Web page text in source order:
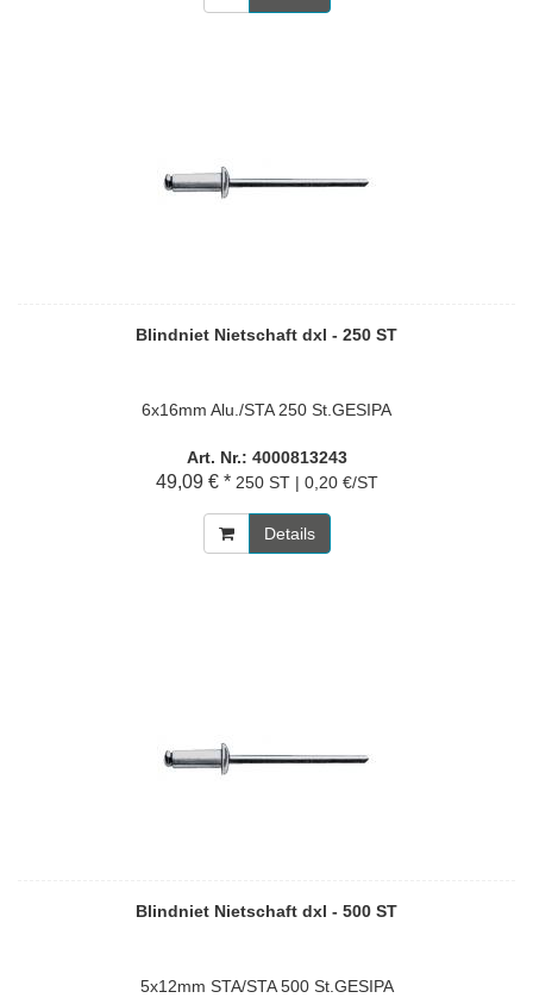
Blindniet Nietschaft dxl - 250 ST
6x16mm Alu./STA 250 St.GESIPA
Art. Nr.: 4000813243
49,09 € * 250 ST | 0,20 €/ST
Details
Blindniet Nietschaft dxl - 500 ST
5x12mm STA/STA 500 St.GESIPA